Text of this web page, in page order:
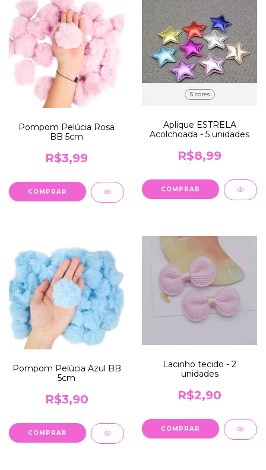
Pompom Pelúcia Rosa
BB 5cm
R$3,99
5 cores
Aplique ESTRELA
Acolchoada - 5 unidades
R$8,99
COMPRAR
Pompom Pelúcia Azul BB
5cm
R$3,90
Lacinho tecido - 2
unidades
R$2,90
COMPRAR